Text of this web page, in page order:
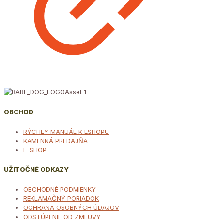
OBCHOD
RÝCHLY MANUÁL K ESHOPU
KAMENNÁ PREDAJŇA
E-SHOP
UŽITOČNÉ ODKAZY
OBCHODNÉ PODMIENKY
REKLAMAČNÝ PORIADOK
OCHRANA OSOBNÝCH ÚDAJOV
ODSTÚPENIE OD ZMLUVY